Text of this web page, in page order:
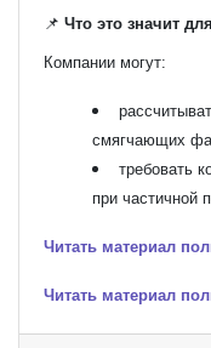
📌 Что это значит
Компании могут:
смягчающих
требовать
при частичной
Читать материал
Читать материал